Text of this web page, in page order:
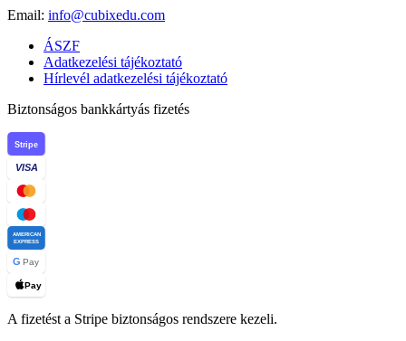
Email: info@cubixedu.com
ÁSZF
Adatkezelési tájékoztató
Hírlevél adatkezelési tájékoztató
Biztonságos bankkártyás fizetés
Stripe
VISA
AMERICAN
EXPRESS
G Pay
Pay
A fizetést a Stripe biztonságos rendszere kezeli.